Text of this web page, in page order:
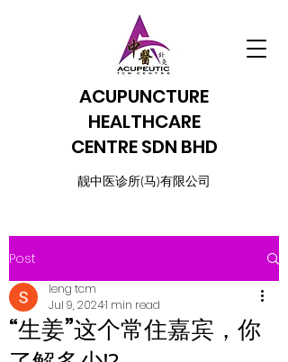
ACUPUNCTURE
HEALTHCARE
CENTRE SDN BHD
​靓中医诊所(马)有限公司
Post
“生姜”这个常住嘉宾，你
leng tcm
Jul 9, 20241 min read